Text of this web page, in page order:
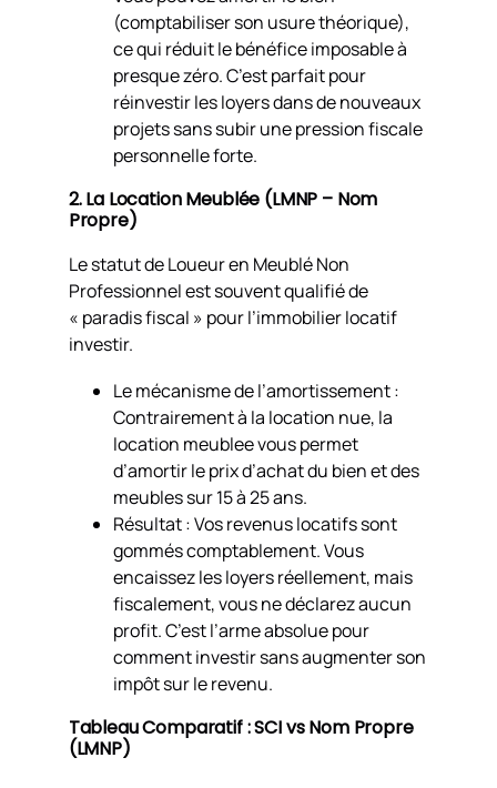
(comptabiliser son usure théorique),
ce qui réduit le bénéfice imposable à
presque zéro. C’est parfait pour
réinvestir les loyers dans de nouveaux
projets sans subir une pression fiscale
personnelle forte.
2. La Location Meublée (LMNP – Nom
Propre)
Le statut de Loueur en Meublé Non
Professionnel est souvent qualifié de
« paradis fiscal » pour l’immobilier locatif
investir.
Le mécanisme de l’amortissement :
Contrairement à la location nue, la
location meublee vous permet
d’amortir le prix d’achat du bien et des
meubles sur 15 à 25 ans.
Résultat : Vos revenus locatifs sont
gommés comptablement. Vous
encaissez les loyers réellement, mais
fiscalement, vous ne déclarez aucun
profit. C’est l’arme absolue pour
comment investir sans augmenter son
impôt sur le revenu.
Tableau Comparatif : SCI vs Nom Propre
(LMNP)